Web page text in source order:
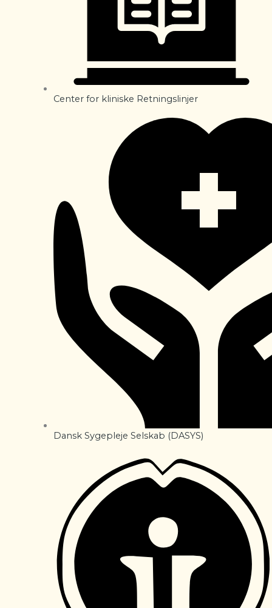
Center for kliniske Retningslinjer
Dansk Sygepleje Selskab (DASYS)